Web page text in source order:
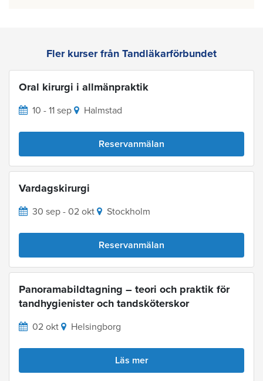
Fler kurser från Tandläkarförbundet
Oral kirurgi i allmänpraktik
10 - 11 sep Halmstad
Reservanmälan
Vardagskirurgi
30 sep - 02 okt Stockholm
Reservanmälan
Panoramabildtagning – teori och praktik för
tandhygienister och tandsköterskor
02 okt Helsingborg
Läs mer